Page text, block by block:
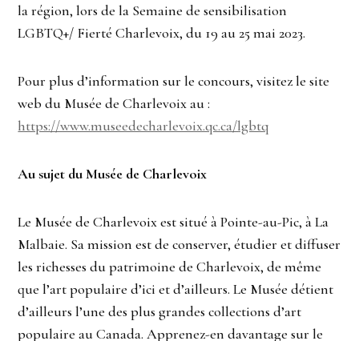
la région, lors de la Semaine de sensibilisation
LGBTQ+/ Fierté Charlevoix, du 19 au 25 mai 2023.
Pour plus d’information sur le concours, visitez le site
web du Musée de Charlevoix au :
https://www.museedecharlevoix.qc.ca/lgbtq
Au sujet du Musée de Charlevoix
Le Musée de Charlevoix est situé à Pointe-au-Pic, à La
Malbaie. Sa mission est de conserver, étudier et diffuser
les richesses du patrimoine de Charlevoix, de même
que l’art populaire d’ici et d’ailleurs. Le Musée détient
d’ailleurs l’une des plus grandes collections d’art
populaire au Canada. Apprenez-en davantage sur le